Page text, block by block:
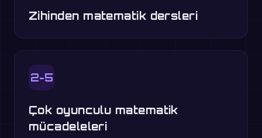
Zihinden matematik dersleri
2-5
Çok oyunculu matematik
mücadeleleri